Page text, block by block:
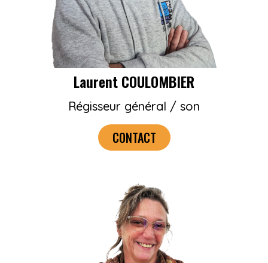
Laurent COULOMBIER
Régisseur général / son
CONTACT